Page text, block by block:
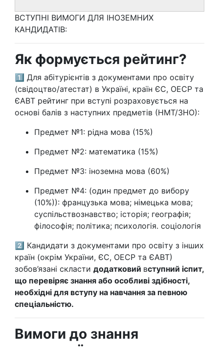
ВСТУПНІ ВИМОГИ ДЛЯ ІНОЗЕМНИХ
КАНДИДАТІВ:
Як формується рейтинг?
1️⃣ Для абітурієнтів з документами про освіту
(свідоцтво/атестат) в Україні, країн ЄС, ОЕСР та
ЄАВТ рейтинг при вступі розраховується на
основі балів з наступних предметів (НМТ/ЗНО):
Предмет №1: рідна мова (15%)
Предмет №2: математика (15%)
Предмет №3: іноземна мова (60%)
Предмет №4: (один предмет до вибору
(10%)): французька мова; німецька мова;
суспільствознавство; історія; географія;
філософія; політика; психологія. соціологія
2️⃣ Кандидати з документами про освіту з інших
країн (окрім України, ЄС, ОЕСР та ЄАВТ)
зобов’язані скласти додатковий вступний іспит,
що перевіряє знання або особливі здібності,
необхідні для вступу на навчання за певною
спеціальністю.
Вимоги до знання